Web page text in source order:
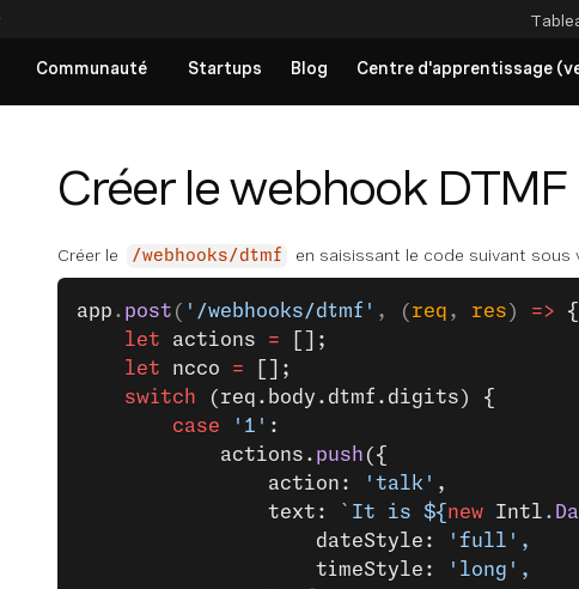
Communauté Startups Blog Centre d'apprentissage
Créer le webhook DTMF
Créer le /webhooks/dtmf en saisissant le code suivant sous
app . post ( '/webhooks/dtmf' , ( req , res ) => {
	let
actions = [];
	let
ncco = [];
	switch
(req.body.dtmf.digits) {
		case
'1' :
			actions.
push ({
				action:
'talk' ,
				text:
`It is ${ new Intl .
					dateStyle:
'full' ,
					timeStyle:
'long' ,